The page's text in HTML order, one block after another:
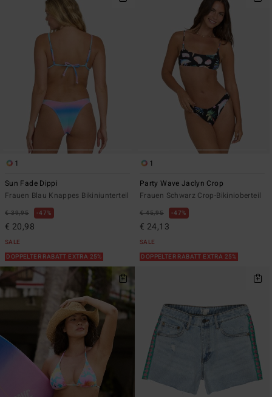
1
Sun Fade Dippi
Frauen Blau Knappes Bikiniunterteil
€ 39,95 47%
€ 20,98
SALE
DOPPELTER RABATT EXTRA 25%
1
Party Wave Jaclyn Crop
Frauen Schwarz Crop-Bikinioberteil
€ 45,95 47%
€ 24,13
SALE
DOPPELTER RABATT EXTRA 25%